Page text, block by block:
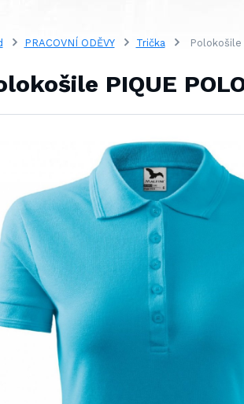
PRACOVNÍ ODĚVY Trička Polokošile
PIQUE